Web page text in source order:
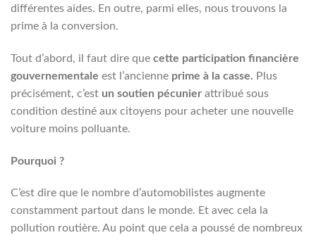
différentes aides. En outre, parmi elles, nous trouvons la
prime à la conversion.
Tout d’abord, il faut dire que cette participation financière
gouvernementale est l’ancienne prime à la casse. Plus
précisément, c’est un soutien pécunier attribué sous
condition destiné aux citoyens pour acheter une nouvelle
voiture moins polluante.
Pourquoi ?
C’est dire que le nombre d’automobilistes augmente
constamment partout dans le monde. Et avec cela la
pollution routière. Au point que cela a poussé de nombreux